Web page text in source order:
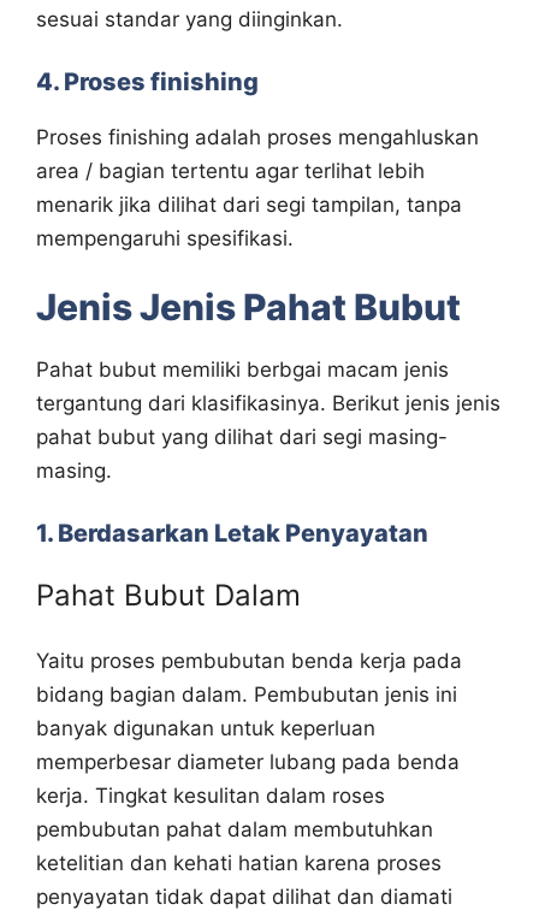
sesuai standar yang diinginkan.
4. Proses finishing
Proses finishing adalah proses mengahluskan
area / bagian tertentu agar terlihat lebih
menarik jika dilihat dari segi tampilan, tanpa
mempengaruhi spesifikasi.
Jenis Jenis Pahat Bubut
Pahat bubut memiliki berbgai macam jenis
tergantung dari klasifikasinya. Berikut jenis jenis
pahat bubut yang dilihat dari segi masing-
masing.
1. Berdasarkan Letak Penyayatan
Pahat Bubut Dalam
Yaitu proses pembubutan benda kerja pada
bidang bagian dalam. Pembubutan jenis ini
banyak digunakan untuk keperluan
memperbesar diameter lubang pada benda
kerja. Tingkat kesulitan dalam roses
pembubutan pahat dalam membutuhkan
ketelitian dan kehati hatian karena proses
penyayatan tidak dapat dilihat dan diamati